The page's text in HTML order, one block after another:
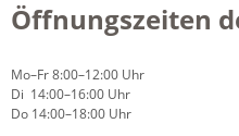
Öffnungszeiten
Mo–Fr 8:00–12:00 Uhr
Di 14:00–16:00 Uhr
Do 14:00–18:00 Uhr